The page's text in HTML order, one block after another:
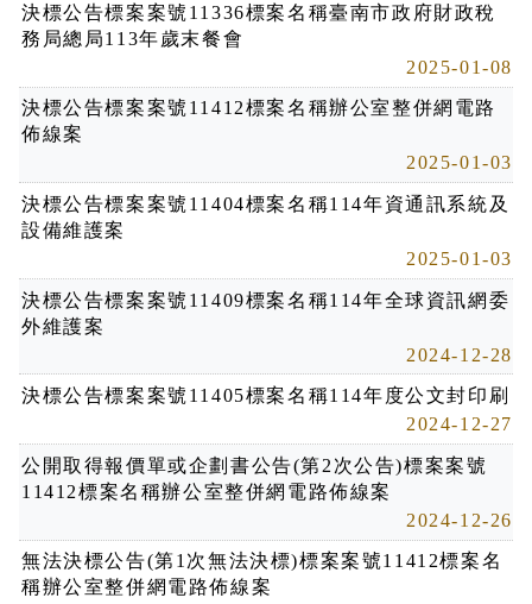
決標公告標案案號11336標案名稱臺南市政府財政稅
務局總局113年歲末餐會
2025-01-08
決標公告標案案號11412標案名稱辦公室整併網電路
佈線案
2025-01-03
決標公告標案案號11404標案名稱114年資通訊系統及
設備維護案
2025-01-03
決標公告標案案號11409標案名稱114年全球資訊網委
外維護案
2024-12-28
決標公告標案案號11405標案名稱114年度公文封印刷
2024-12-27
公開取得報價單或企劃書公告(第2次公告)標案案號
11412標案名稱辦公室整併網電路佈線案
2024-12-26
無法決標公告(第1次無法決標)標案案號11412標案名
稱辦公室整併網電路佈線案